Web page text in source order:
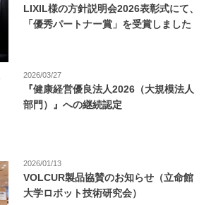
LIXIL様の方針説明会2026表彰式にて、
「優秀パートナー賞」を受賞しました
2026/03/27
『健康経営優良法人2026（大規模法人
部門）』への継続認定
2026/01/13
VOLCUR製品協賛のお知らせ（立命館
大学ロボット技術研究会）